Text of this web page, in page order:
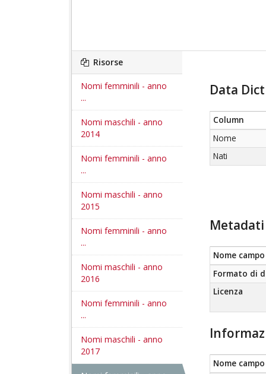
Risorse
Nomi femminili - anno
...
Nomi maschili - anno
2014
Nomi femminili - anno
...
Nomi maschili - anno
2015
Nomi femminili - anno
...
Nomi maschili - anno
2016
Nomi femminili - anno
...
Nomi maschili - anno
2017
Data
Column
Nome
Nati
Nome campo
Formato di
Licenza
Nome campo